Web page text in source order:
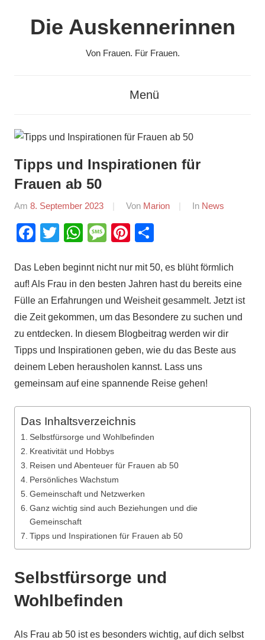
Die Auskennerinnen
Von Frauen. Für Frauen.
Menü
Tipps und Inspirationen für
Frauen ab 50
Am 8. September 2023 Von Marion In News
Facebook
Twitter
WhatsApp
Message
Pinterest
Das Leben beginnt nicht nur mit 50, es blüht förmlich
auf! Als Frau in den besten Jahren hast du bereits eine
Fülle an Erfahrungen und Weisheit gesammelt. Jetzt ist
die Zeit gekommen, um das Besondere zu suchen und
zu entdecken. In diesem Blogbeitrag werden wir dir
Tipps und Inspirationen geben, wie du das Beste aus
deinem Leben herausholen kannst. Lass uns
gemeinsam auf eine spannende Reise gehen!
Das Inhaltsverzeichnis
Selbstfürsorge und Wohlbefinden
Kreativität und Hobbys
Reisen und Abenteuer für Frauen ab 50
Persönliches Wachstum
Gemeinschaft und Netzwerken
Ganz wichtig sind auch Beziehungen und die
Gemeinschaft
Tipps und Inspirationen für Frauen ab 50
Selbstfürsorge und
Wohlbefinden
Als Frau ab 50 ist es besonders wichtig, auf dich selbst